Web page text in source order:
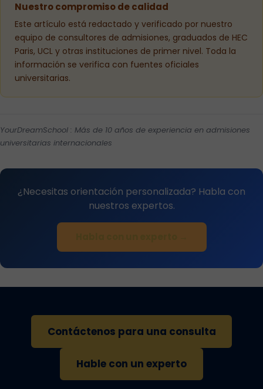
Nuestro compromiso de calidad
Este artículo está redactado y verificado por nuestro
equipo de consultores de admisiones, graduados de HEC
Paris, UCL y otras instituciones de primer nivel. Toda la
información se verifica con fuentes oficiales
universitarias.
YourDreamSchool : Más de 10 años de experiencia en admisiones
universitarias internacionales
¿Necesitas orientación personalizada? Habla con
nuestros expertos.
Contáctenos para una consulta
Hable con un experto